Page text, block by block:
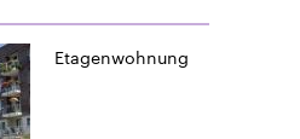
Etagenwohnung